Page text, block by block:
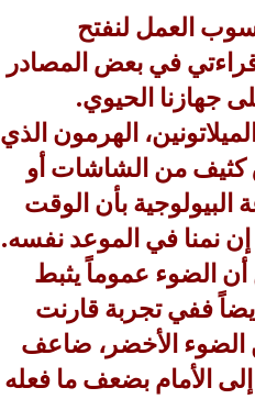
العمل لنفتح
قراءتي في بعض المصادر
جهازنا الحيوي.
الهرمون الذي
كثيف من الشاشات أو
بأن الوقت
نمنا في الموعد نفسه.
الضوء عموماً يثبط
ففي تجربة قارنت
الضوء الأخضر، ضاعف
إلى الأمام بضعف ما فعله